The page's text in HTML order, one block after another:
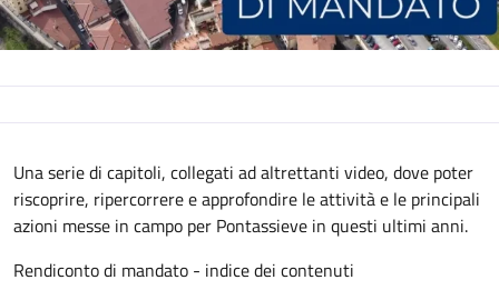
Descrizione
Una serie di capitoli, collegati ad altrettanti video, dove poter
riscoprire, ripercorrere e approfondire le attività e le principali
azioni messe in campo per Pontassieve in questi ultimi anni.
Rendiconto di mandato - indice dei contenuti